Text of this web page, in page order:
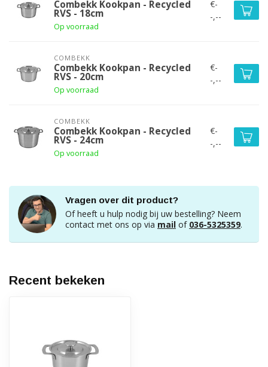
Combekk Kookpan - Recycled
RVS - 18cm
Op voorraad
€-
-,--
COMBEKK
Combekk Kookpan - Recycled
RVS - 20cm
Op voorraad
€-
-,--
COMBEKK
Combekk Kookpan - Recycled
RVS - 24cm
Op voorraad
€-
-,--
Vragen over dit product?
Of heeft u hulp nodig bij uw bestelling? Neem
contact met ons op via mail of 036-5325359.
Recent bekeken